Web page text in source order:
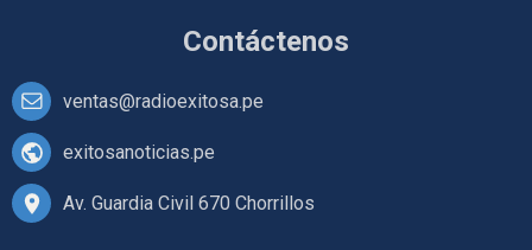
Contáctenos
ventas@radioexitosa.pe
exitosanoticias.pe
Av. Guardia Civil 670 Chorrillos